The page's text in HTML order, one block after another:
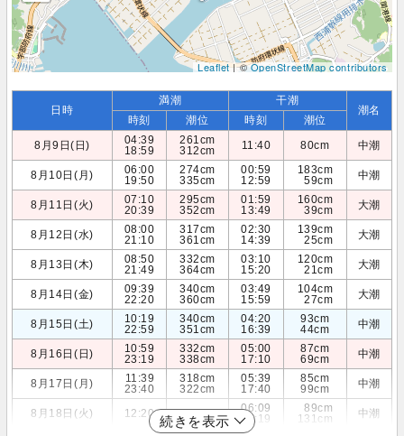
Leaflet| ©OpenStreetMap contributors
日時
満潮 干潮
潮名
時刻 潮位 時刻
潮位
8月9日(日)
04:39
18:59
261cm
312cm
11:40 80cm 中潮
8月10日(月)
06:00
19:50
274cm
335cm
00:59
12:59
183cm
59cm
中潮
8月11日(火)
07:10
20:39
295cm
352cm
01:59
13:49
160cm
39cm
大潮
8月12日(水)
08:00
21:10
317cm
361cm
02:30
14:39
139cm
25cm
大潮
8月13日(木)
08:50
21:49
332cm
364cm
03:10
15:20
120cm
21cm
大潮
8月14日(金)
09:39
22:20
340cm
360cm
03:49
15:59
104cm
27cm
大潮
8月15日(土)
10:19
22:59
340cm
351cm
04:20
16:39
93cm
44cm
中潮
8月16日(日)
10:59
23:19
332cm
338cm
05:00
17:10
87cm
69cm
中潮
8月17日(月)
11:39
23:40
318cm
322cm
05:39
17:40
85cm
99cm
中潮
8月18日(火) 12:20 300cm
06:09
18:19
89cm
131cm
中潮
続きを表示